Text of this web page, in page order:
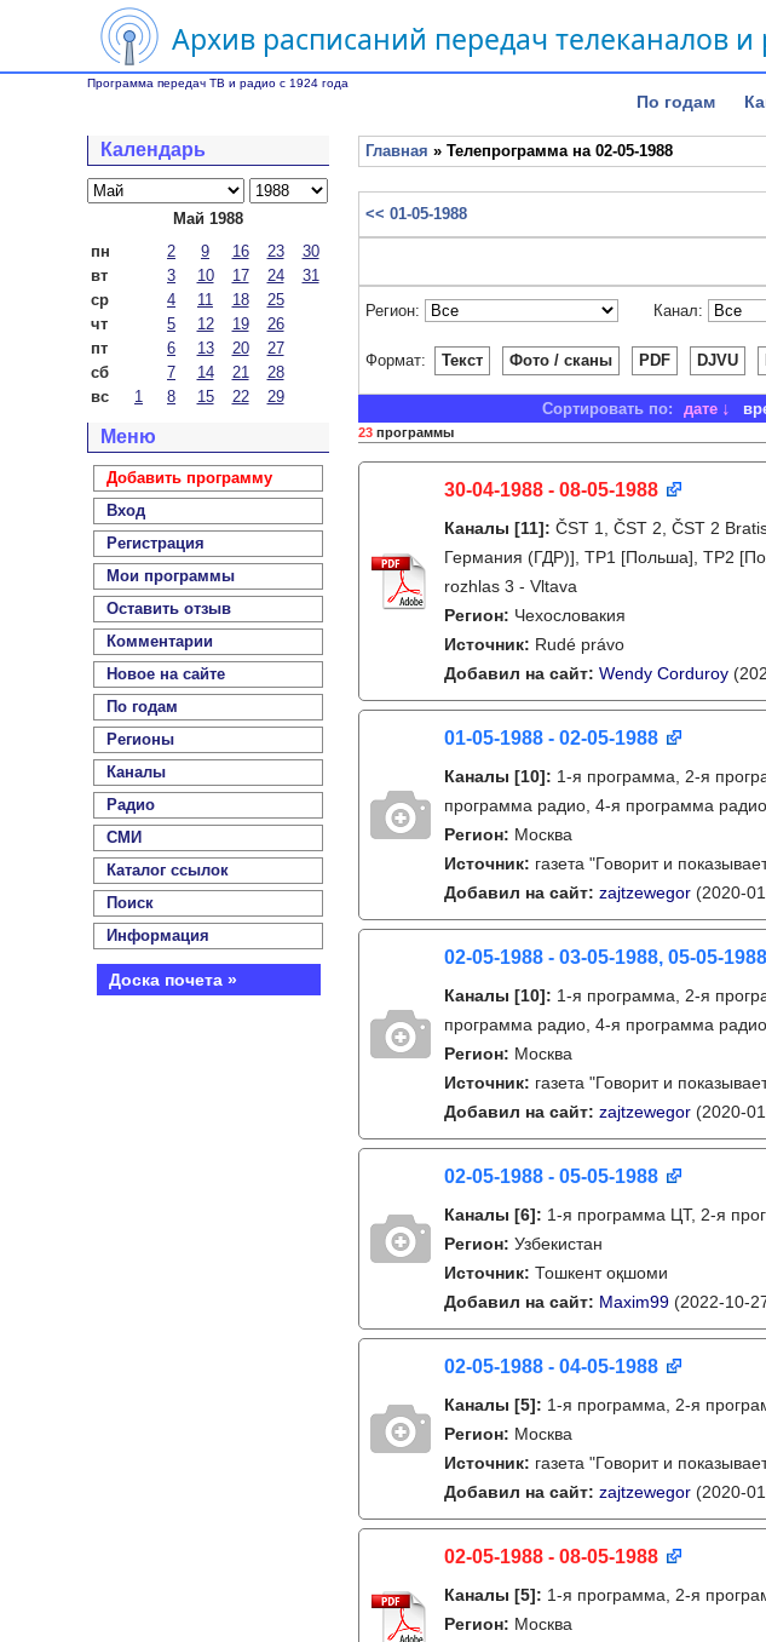
Архив расписаний передач телеканалов и
Программа передач ТВ и радио с 1924 года
По годам
Календарь
Май 1988
пн
2 9 16 23
30
вт
3 10 17 24
31
ср
4 11 18
25
чт
5 12 19
26
пт
6 13 20
27
сб
7 14 21
28
вс
1 8 15 22 29
Меню
Добавить программу
Вход
Регистрация
Мои программы
Оставить отзыв
Комментарии
Новое на сайте
По годам
Регионы
Каналы
Радио
СМИ
Каталог ссылок
Поиск
Информация
Доска почета »
Главная » Телепрограмма на 02-05-1988
<< 01-05-1988
Регион: Канал:
Формат: Текст Фото / сканы PDF DJVU
Сортировать по: дате
23 программы
30-04-1988 - 08-05-1988
Каналы [11]: ČST 1, ČST 2, ČST 2
Германия (ГДР)], TP1 [Польша], TP2
rozhlas 3 - Vltava
Регион: Чехословакия
Источник: Rudé právo
Добавил на сайт: Wendy Corduroy
01-05-1988 - 02-05-1988
Каналы [10]: 1-я программа, 2-я
программа радио, 4-я программа
Регион: Москва
Источник: газета "Говорит и
Добавил на сайт: zajtzewegor (2020-
02-05-1988 - 03-05-1988, 05-05-
Каналы [10]: 1-я программа, 2-я
программа радио, 4-я программа
Регион: Москва
Источник: газета "Говорит и
Добавил на сайт: zajtzewegor (2020-
02-05-1988 - 05-05-1988
Каналы [6]: 1-я программа ЦТ, 2-я
Регион: Узбекистан
Источник: Тошкент оқшоми
Добавил на сайт: Maxim99 (2022-10-
02-05-1988 - 04-05-1988
Каналы [5]: 1-я программа, 2-я
Регион: Москва
Источник: газета "Говорит и
Добавил на сайт: zajtzewegor (2020-
02-05-1988 - 08-05-1988
Каналы [5]: 1-я программа, 2-я
Регион: Москва